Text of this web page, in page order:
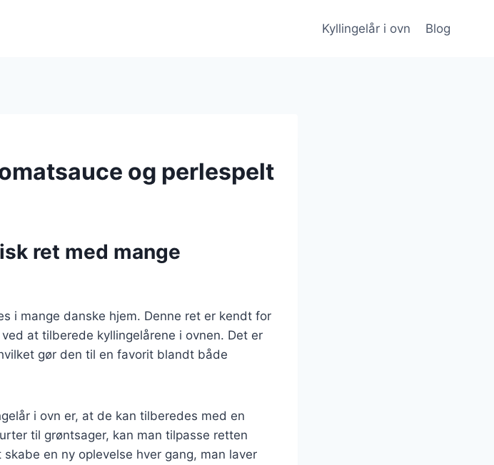
Kyllingelår i ovn Blog
og perlespelt
ret med mange
i mange danske hjem. Denne ret er kendt for
at tilberede kyllingelårene i ovnen. Det er
gør den til en favorit blandt både
i ovn er, at de kan tilberedes med en
til grøntsager, kan man tilpasse retten
en ny oplevelse hver gang, man laver